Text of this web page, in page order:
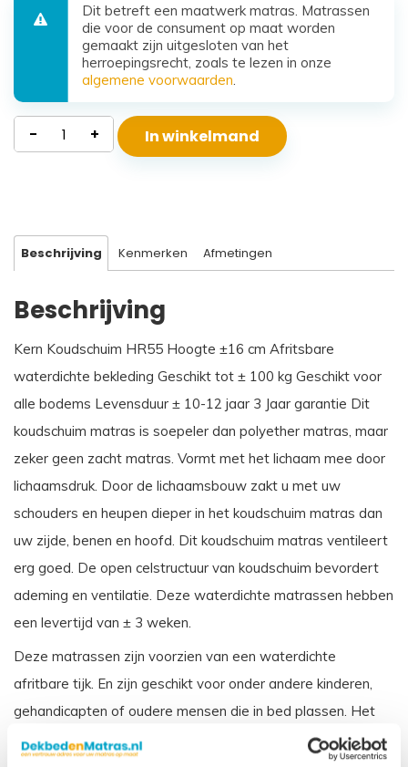
Dit betreft een maatwerk matras. Matrassen
die voor de consument op maat worden
gemaakt zijn uitgesloten van het
herroepingsrecht, zoals te lezen in onze
algemene voorwaarden
Waterdicht
Koudschuim
- + In winkelmand
Beschrijving Kenmerken Afmetingen
Beschrijving
Kern Koudschuim HR55 Hoogte ±16 cm Afritsbare
waterdichte bekleding Geschikt tot ± 100 kg Geschikt voor
alle bodems Levensduur ± 10-12 jaar 3 Jaar garantie Dit
koudschuim matras is soepeler dan polyether matras, maar
zeker geen zacht matras. Vormt met het lichaam mee door
lichaamsdruk. Door de lichaamsbouw zakt u met uw
schouders en heupen dieper in het koudschuim matras dan
uw zijde, benen en hoofd. Dit koudschuim matras ventileert
erg goed. De open celstructuur van koudschuim bevordert
ademing en ventilatie. Deze waterdichte matrassen hebben
een levertijd van ± 3 weken.
Deze matrassen zijn voorzien van een waterdichte
afritbare tijk. En zijn geschikt voor onder andere kinderen,
gehandicapten of oudere mensen die in bed plassen. Het
matras wordt beschermd door de waterdichte tijk, en is ook